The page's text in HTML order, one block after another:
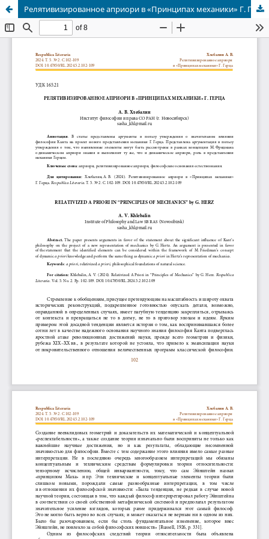
Релятивизированное априори в «Принципах механики» Г. Герца